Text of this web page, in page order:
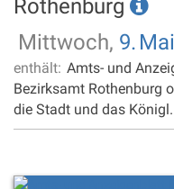
Rothenburg
Mittwoch, 9. Mai
enthält: Amts- und
Bezirksamt Rothenburg
die Stadt und das